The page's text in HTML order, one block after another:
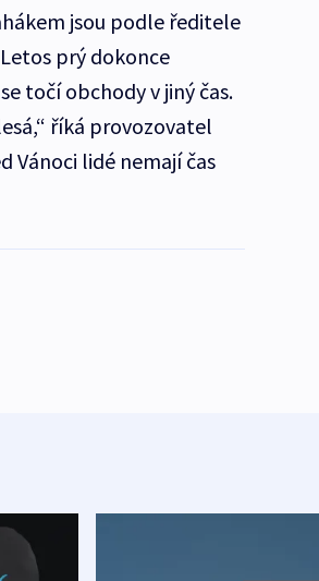
jsou podle ředitele
prý dokonce
točí obchody v jiný čas.
říká provozovatel
Vánoci lidé nemají čas